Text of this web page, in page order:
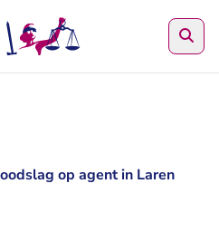
op agent in Laren